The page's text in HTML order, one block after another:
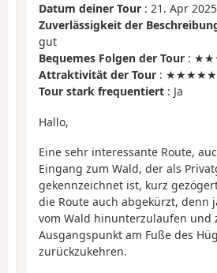
Datum deiner Tour : 21. Apr 2025
Zuverlässigkeit der
gut
Bequemes Folgen der Tour :
Attraktivität der Tour : ★★★★★
Tour stark frequentiert : Ja
Hallo,
Eine sehr interessante Route,
Eingang zum Wald, der als
gekennzeichnet ist, kurz
die Route auch abgekürzt, denn
vom Wald hinunterzulaufen und
Ausgangspunkt am Fuße des
zurückzukehren.